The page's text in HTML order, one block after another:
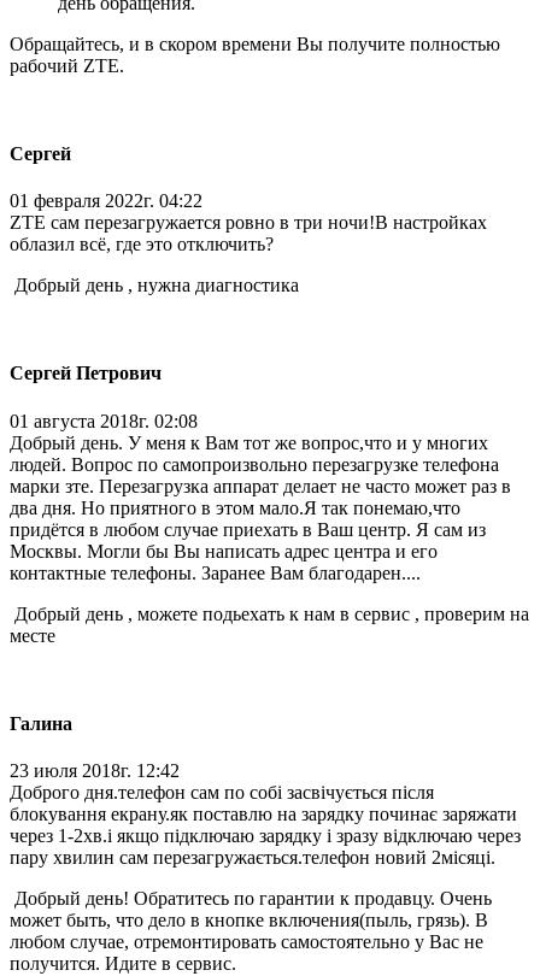
Обращайтесь, и в скором времени Вы получите полностью
рабочий ZTE.
Сергей
01 февраля 2022г. 04:22
ZTE сам перезагружается ровно в три ночи!В настройках
облазил всё, где это отключить?
Добрый день , нужна диагностика
Сергей Петрович
01 августа 2018г. 02:08
Добрый день. У меня к Вам тот же вопрос,что и у многих
людей. Вопрос по самопроизвольно перезагрузке телефона
марки зте. Перезагрузка аппарат делает не часто может раз в
два дня. Но приятного в этом мало.Я так понемаю,что
придётся в любом случае приехать в Ваш центр. Я сам из
Москвы. Могли бы Вы написать адрес центра и его
контактные телефоны. Заранее Вам благодарен....
Добрый день , можете подьехать к нам в сервис , проверим на
месте
Галина
23 июля 2018г. 12:42
Доброго дня.телефон сам по собі засвічується після
блокування екрану.як поставлю на зарядку починає заряжати
через 1-2хв.і якщо підключаю зарядку і зразу відключаю через
пару хвилин сам перезагружається.телефон новий 2місяці.
Добрый день! Обратитесь по гарантии к продавцу. Очень
может быть, что дело в кнопке включения(пыль, грязь). В
любом случае, отремонтировать самостоятельно у Вас не
получится. Идите в сервис.